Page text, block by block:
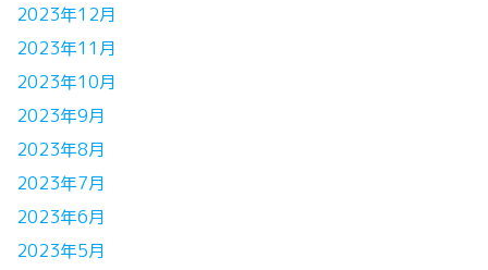
2023年12月
2023年11月
2023年10月
2023年9月
2023年8月
2023年7月
2023年6月
2023年5月